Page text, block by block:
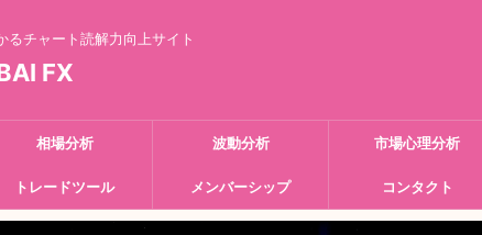
るチャート読解力向上サイト
FX
相場分析 波動分析 市場心理分析
トレードツール メンバーシップ コンタクト